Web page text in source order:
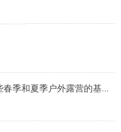
去露营？一定要看看这些春季和夏季户外露营的基本知识！